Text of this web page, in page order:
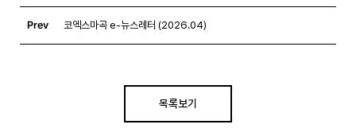
Prev 코엑스마곡 e-뉴스레터 (2026.04)
목록보기